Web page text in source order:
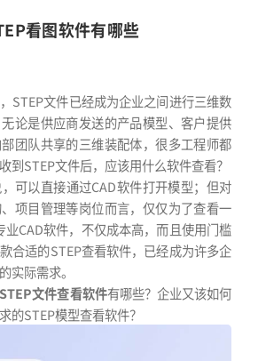
看图软件有哪些
STEP文件已经成为企业之间进行三维数
论是供应商发送的产品模型、客户提供
团队共享的三维装配体，很多工程师都
到STEP文件后，应该用什么软件查看？
可以直接通过CAD软件打开模型；但对
项目管理等岗位而言，仅仅为了查看一
业CAD软件，不仅成本高，而且使用门槛
合适的STEP查看软件，已经成为许多企
实际需求。
STEP文件查看软件有哪些？企业又该如何
的STEP模型查看软件？